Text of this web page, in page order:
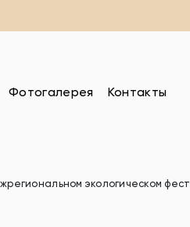
Фотогалерея Контакты
экологическом